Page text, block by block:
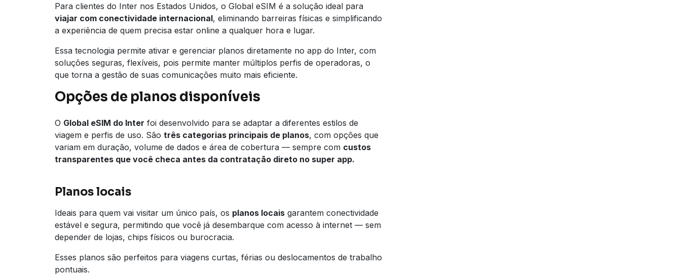
Para clientes do Inter nos Estados Unidos, o Global eSIM é a solução ideal para
viajar com conectividade internacional, eliminando barreiras físicas e simplificando
a experiência de quem precisa estar online a qualquer hora e lugar.
Essa tecnologia permite ativar e gerenciar planos diretamente no app do Inter, com
soluções seguras, flexíveis, pois permite manter múltiplos perfis de operadoras, o
que torna a gestão de suas comunicações muito mais eficiente.
Opções de planos disponíveis
O Global eSIM do Inter foi desenvolvido para se adaptar a diferentes estilos de
viagem e perfis de uso. São três categorias principais de planos, com opções que
variam em duração, volume de dados e área de cobertura — sempre com custos
transparentes que você checa antes da contratação direto no super app.
Planos locais
Ideais para quem vai visitar um único país, os planos locais garantem conectividade
estável e segura, permitindo que você já desembarque com acesso à internet — sem
depender de lojas, chips físicos ou burocracia.
Esses planos são perfeitos para viagens curtas, férias ou deslocamentos de trabalho
pontuais.